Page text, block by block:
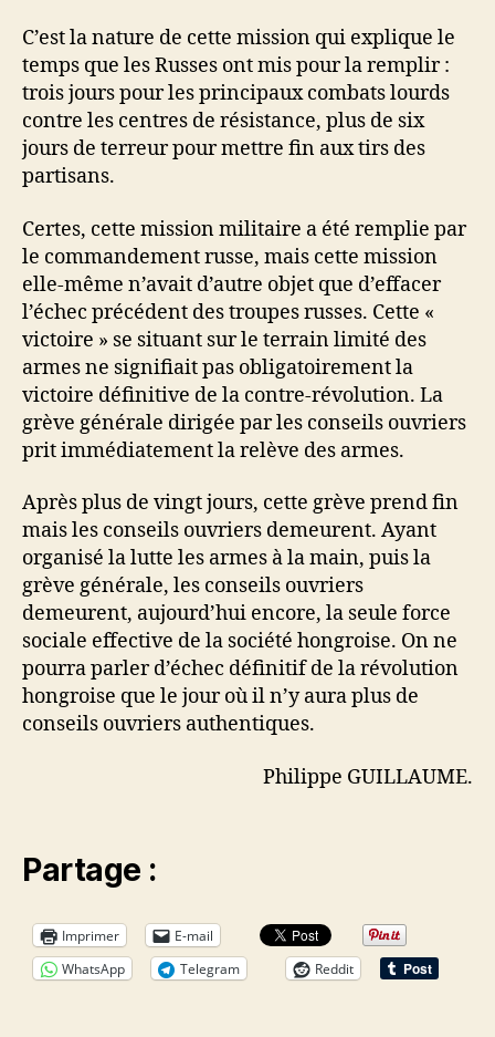
C’est la nature de cette mission qui explique le
temps que les Russes ont mis pour la remplir :
trois jours pour les principaux combats lourds
contre les centres de résistance, plus de six
jours de terreur pour mettre fin aux tirs des
partisans.
Certes, cette mission militaire a été remplie par
le commandement russe, mais cette mission
elle-même n’avait d’autre objet que d’effacer
l’échec précédent des troupes russes. Cette «
victoire » se situant sur le terrain limité des
armes ne signifiait pas obligatoirement la
victoire définitive de la contre-révolution. La
grève générale dirigée par les conseils ouvriers
prit immédiatement la relève des armes.
Après plus de vingt jours, cette grève prend fin
mais les conseils ouvriers demeurent. Ayant
organisé la lutte les armes à la main, puis la
grève générale, les conseils ouvriers
demeurent, aujourd’hui encore, la seule force
sociale effective de la société hongroise. On ne
pourra parler d’échec définitif de la révolution
hongroise que le jour où il n’y aura plus de
conseils ouvriers authentiques.
Philippe GUILLAUME.
Partage :
Imprimer
E-mail
WhatsApp
Telegram Reddit